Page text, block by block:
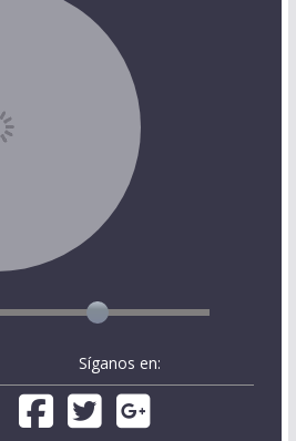
Síganos en: